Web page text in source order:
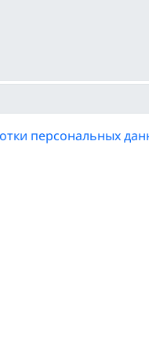
персональных